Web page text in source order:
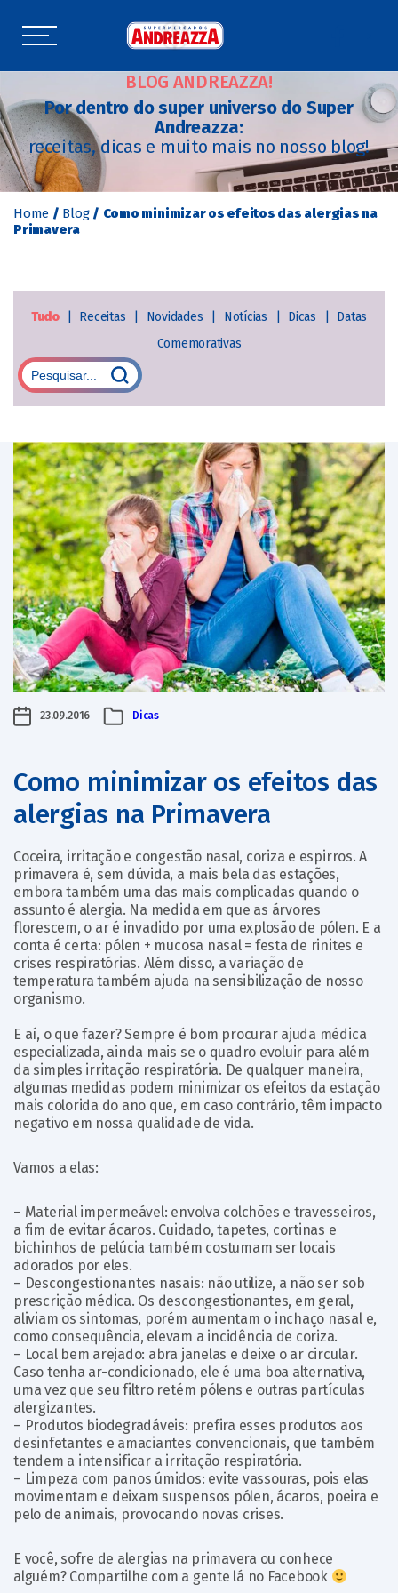
BLOG ANDREAZZA!
Por dentro do super universo do Super
Andreazza:
receitas, dicas e muito mais no nosso blog!
Home / Blog / Como minimizar os efeitos das alergias na
Primavera
Tudo Receitas Novidades Notícias Dicas
Datas
Comemorativas
23.09.2016 Dicas
Como minimizar os efeitos das
alergias na Primavera
Coceira, irritação e congestão nasal, coriza e espirros. A
primavera é, sem dúvida, a mais bela das estações,
embora também uma das mais complicadas quando o
assunto é alergia. Na medida em que as árvores
florescem, o ar é invadido por uma explosão de pólen. E a
conta é certa: pólen + mucosa nasal = festa de rinites e
crises respiratórias. Além disso, a variação de
temperatura também ajuda na sensibilização de nosso
organismo.
E aí, o que fazer? Sempre é bom procurar ajuda médica
especializada, ainda mais se o quadro evoluir para além
da simples irritação respiratória. De qualquer maneira,
algumas medidas podem minimizar os efeitos da estação
mais colorida do ano que, em caso contrário, têm impacto
negativo em nossa qualidade de vida.
Vamos a elas:
– Material impermeável: envolva colchões e travesseiros,
a fim de evitar ácaros. Cuidado, tapetes, cortinas e
bichinhos de pelúcia também costumam ser locais
adorados por eles.
– Descongestionantes nasais: não utilize, a não ser sob
prescrição médica. Os descongestionantes, em geral,
aliviam os sintomas, porém aumentam o inchaço nasal e,
como consequência, elevam a incidência de coriza.
– Local bem arejado: abra janelas e deixe o ar circular.
Caso tenha ar-condicionado, ele é uma boa alternativa,
uma vez que seu filtro retém pólens e outras partículas
alergizantes.
– Produtos biodegradáveis: prefira esses produtos aos
desinfetantes e amaciantes convencionais, que também
tendem a intensificar a irritação respiratória.
– Limpeza com panos úmidos: evite vassouras, pois elas
movimentam e deixam suspensos pólen, ácaros, poeira e
pelo de animais, provocando novas crises.
E você, sofre de alergias na primavera ou conhece
alguém? Compartilhe com a gente lá no Facebook